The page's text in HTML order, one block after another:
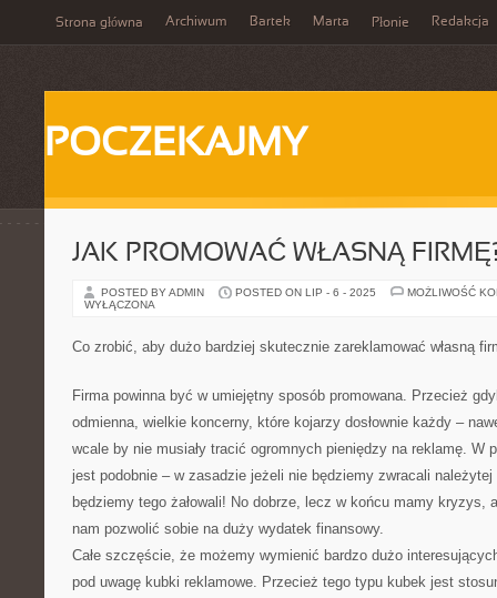
Strona główna Archiwum Bartek Marta Płonie Redakcja
POCZEKAJMY
JAK PROMOWAĆ WŁASNĄ
POSTED BY ADMIN POSTED ON LIP - 6 - 2025
MOŻLIWOŚĆ
WYŁĄCZONA
Co zrobić, aby dużo bardziej skutecznie zareklamować własną
Firma powinna być w umiejętny sposób promowana. Przecież
odmienna, wielkie koncerny, które kojarzy dosłownie każdy –
wcale by nie musiały tracić ogromnych pieniędzy na reklamę. W
jest podobnie – w zasadzie jeżeli nie będziemy zwracali
będziemy tego żałowali! No dobrze, lecz w końcu mamy kryzys,
nam pozwolić sobie na duży wydatek finansowy.
Całe szczęście, że możemy wymienić bardzo dużo
pod uwagę kubki reklamowe. Przecież tego typu kubek jest